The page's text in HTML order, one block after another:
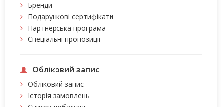
Бренди
Подарункові сертифікати
Партнерська програма
Спеціальні пропозиції
Обліковий запис
Обліковий запис
Історія замовлень